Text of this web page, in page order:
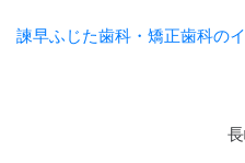
諫早ふじた歯科・矯正歯科の